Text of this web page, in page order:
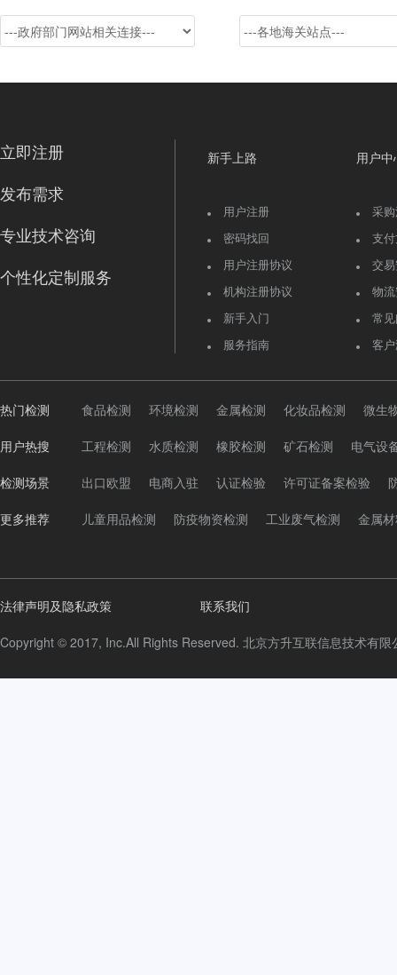
立即注册
发布需求
专业技术咨询
个性化定制服务
新手上路
用户注册
密码找回
用户注册协议
机构注册协议
新手入门
服务指南
用户中
采
支
交
物
常
客
热门检测 食品检测 环境检测 金属检测 化妆品检测 微生
用户热搜 工程检测 水质检测 橡胶检测 矿石检测 电气设
检测场景 出口欧盟 电商入驻 认证检验 许可证备案检验
更多推荐 儿童用品检测 防疫物资检测 工业废气检测 金属
法律声明及隐私政策 联系我们
Copyright © 2017, Inc.All Rights Reserved. 北京方升互联信息技术有